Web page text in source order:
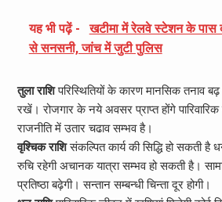
यह भी पढ़ें -
खटीमा में रेलवे स्टेशन के पास
से सनसनी, जांच में जुटी पुलिस
तुला राशिपरिस्थितियों के कारण मानसिक तनाव
रखें। रोजगार के नये अवसर प्राप्त होंगे
राजनीति में उतार चढाव सम्भव है।
वृश्चिक राशिसंकल्पित कार्य की सिद्धि हो सकती है
रुचि रहेगी अचानक यात्रा सम्भव हो सकती है।
प्रतिष्ठा बढ़ेगी। सन्तान सम्बन्धी चिन्ता दूर होगी।